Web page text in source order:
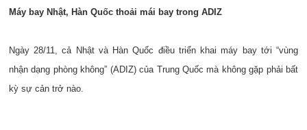
Máy bay Nhật, Hàn Quốc thoải mái bay trong ADIZ
Ngày 28/11, cả Nhật và Hàn Quốc điều triển khai máy bay tới “vùng
nhận dạng phòng không” (ADIZ) của Trung Quốc mà không gặp phải bất
kỳ sự cản trở nào.